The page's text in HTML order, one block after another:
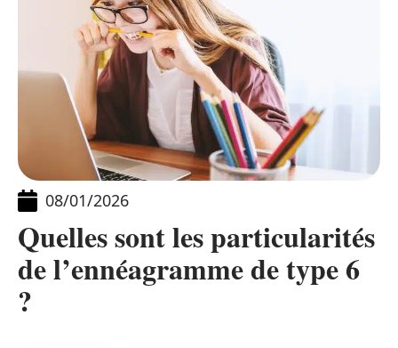
08/01/2026
Quelles sont les particularités
de l’ennéagramme de type 6
?